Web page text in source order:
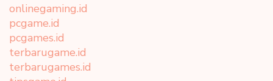
onlinegaming.id
pcgame.id
pcgames.id
terbarugame.id
terbarugames.id